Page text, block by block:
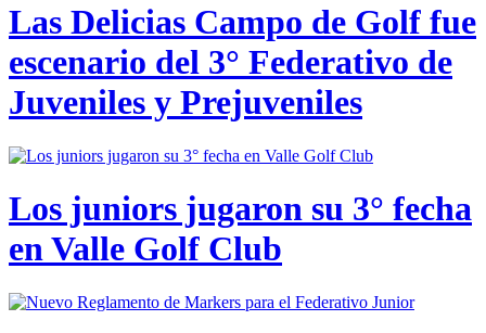
Las Delicias Campo de Golf fue
escenario del 3° Federativo de
Juveniles y Prejuveniles
Los juniors jugaron su 3° fecha
en Valle Golf Club